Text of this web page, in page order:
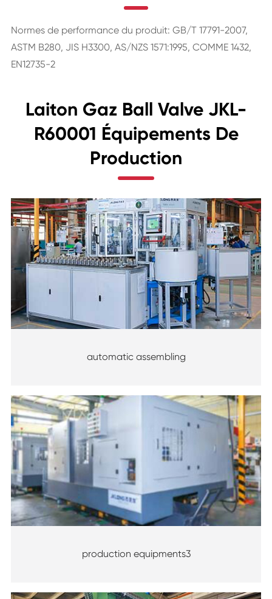
Normes de performance du produit: GB/T 17791-2007,
ASTM B280, JIS H3300, AS/NZS 1571:1995, COMME 1432,
EN12735-2
Laiton Gaz Ball Valve JKL-
R60001 Équipements De
Production
automatic assembling
production equipments3